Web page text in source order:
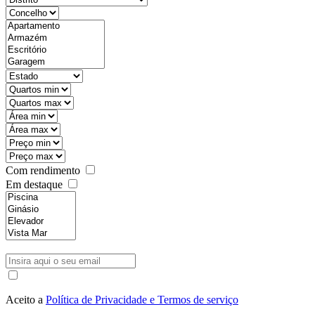
Com rendimento
Em destaque
Aceito a Política de Privacidade e Termos de serviço